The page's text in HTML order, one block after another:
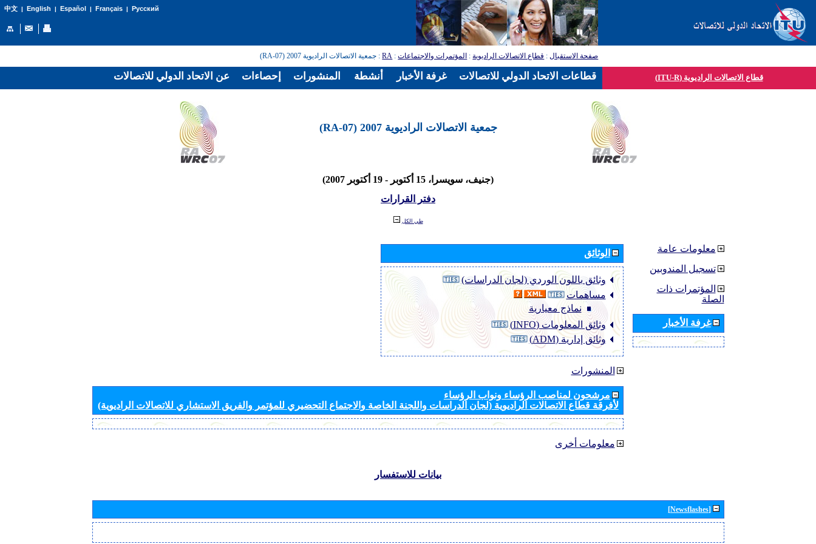
中文| English | Español | Français| Русский
صفحة الاستقبال: قطاع الاتصالات الراديوية: المؤتمرات والاجتماعات:
RA: جمعية الاتصالات الراديوية 2007 (RA-07)
قطاع الاتصالات الراديوية (ITU-R)
جمعية الاتصالات الراديوية 2007 (RA-07)
(جنيف، سويسرا، 15 أكتوبر - 19 أكتوبر 2007)
دفتر القرارات
طي الكل
الوثائق
وثائق باللون الوردي (لجان الدراسات)
مساهمات
نماذج معيارية
وثائق المعلومات (INFO)
وثائق إدارية (ADM)
المنشورات
مرشحون لمناصب الرؤساء ونواب الرؤساء
لأفرقة قطاع الاتصالات الراديوية (لجان الدراسات واللجنة الخاصة والاجتماع التحضيري للمؤتمر والفريق الاستشاري للاتصالات الراديوية)
معلومات أخرى
معلومات عامة
تسجيل المندوبين
المؤتمرات ذات
الصلة
غرفة الأخبار
بيانات للاستفسار
[Newsflashes]
عن الاتحاد الدولي للاتصالات إحصاءات المنشورات أنشطة غرفة الأخبار قطاعات الاتحاد الدولي للاتصالات